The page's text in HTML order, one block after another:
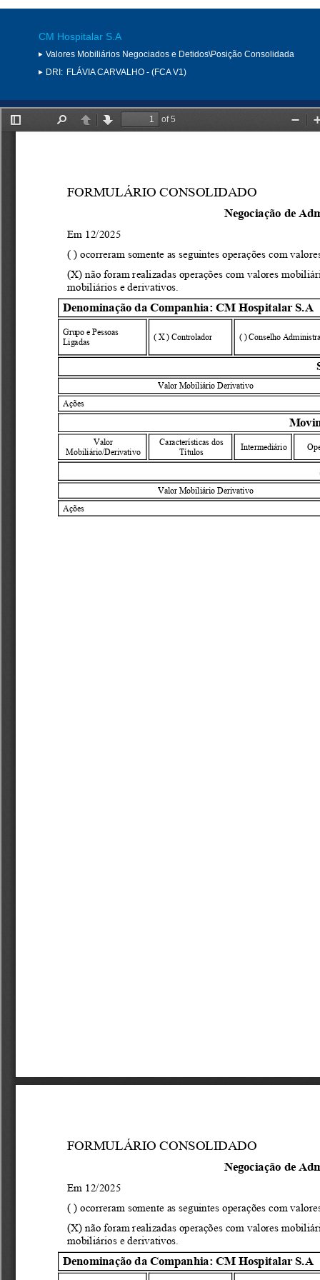
CM Hospitalar S.A
Valores Mobiliários Negociados e Detidos\Posição Consolidada
DRI: FLÁVIA CARVALHO - (FCA V1)